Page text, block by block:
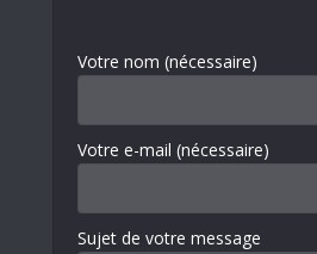
Votre nom (nécessaire)
Votre e-mail (nécessaire)
Sujet de votre message